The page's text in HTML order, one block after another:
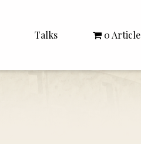
Talks 0 Article